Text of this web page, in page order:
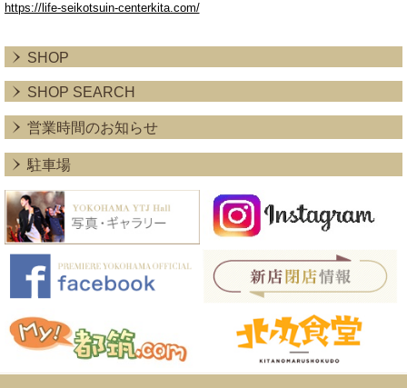
https://life-seikotsuin-centerkita.com/
SHOP
SHOP SEARCH
営業時間のお知らせ
駐車場